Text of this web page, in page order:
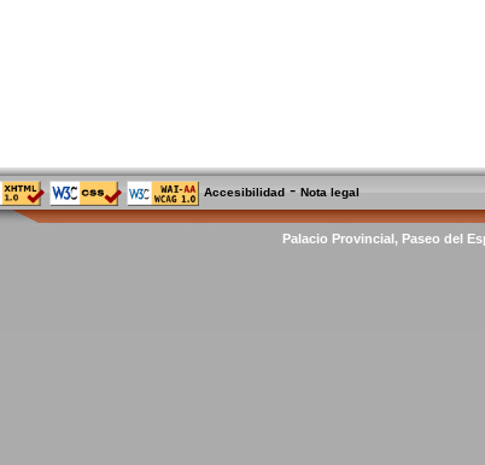
Accesibilidad -Nota legal
Palacio Provincial, Paseo del